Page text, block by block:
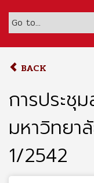
c
BACK
การประชุ
มหาวิทยา
1/2542